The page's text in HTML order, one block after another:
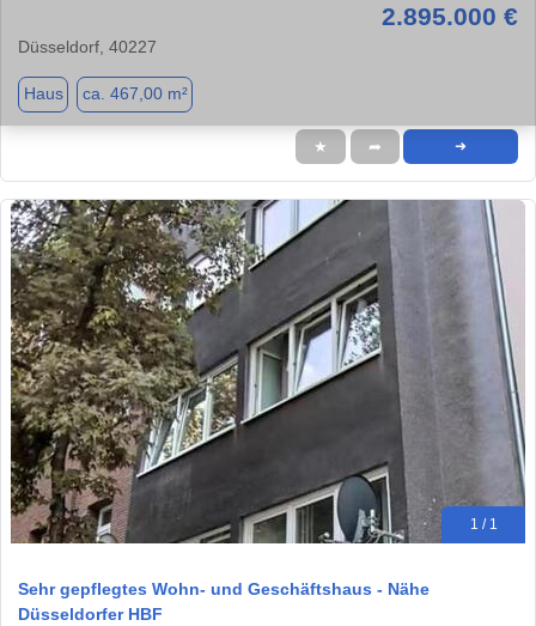
2.895.000 €
Düsseldorf, 40227
Haus ca. 467,00 m²
★ ➦ ➜
1 / 1
Sehr gepflegtes Wohn- und Geschäftshaus - Nähe
Düsseldorfer HBF